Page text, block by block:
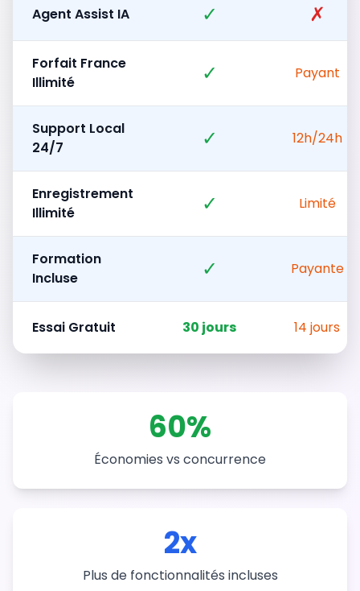
Agent Assist IA ✓ ✗
Forfait France
Illimité
✓ Payant
Support Local
24/7
✓ 12h/24h
Enregistrement
Illimité
✓ Limité
Formation
Incluse
✓ Payante
Essai Gratuit 30 jours 14 jours
60%
Économies vs concurrence
2x
Plus de fonctionnalités incluses